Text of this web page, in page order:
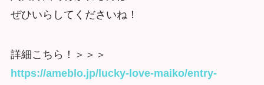
ぜひいらしてくださいね！
詳細こちら！＞＞＞
https://ameblo.jp/lucky-love-maiko/entry-